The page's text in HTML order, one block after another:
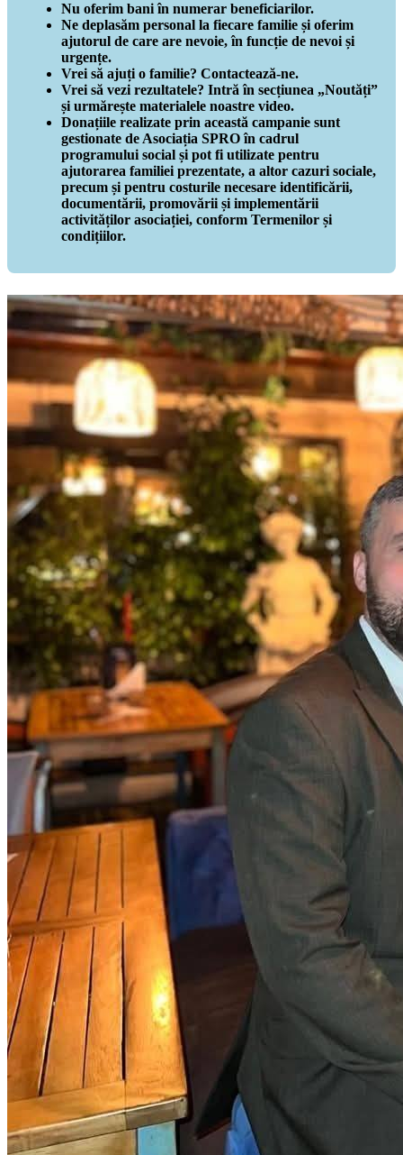
Nu oferim bani în numerar beneficiarilor.
Ne deplasăm personal la fiecare familie și oferim
ajutorul de care are nevoie, în funcție de nevoi și
urgențe.
Vrei să ajuți o familie? Contactează-ne.
Vrei să vezi rezultatele? Intră în secțiunea „Noutăți”
și urmărește materialele noastre video.
Donațiile realizate prin această campanie sunt
gestionate de Asociația SPRO în cadrul
programului social și pot fi utilizate pentru
ajutorarea familiei prezentate, a altor cazuri sociale,
precum și pentru costurile necesare identificării,
documentării, promovării și implementării
activităților asociației, conform Termenilor și
condițiilor.